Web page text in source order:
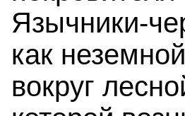
Язычники-
как
вокруг